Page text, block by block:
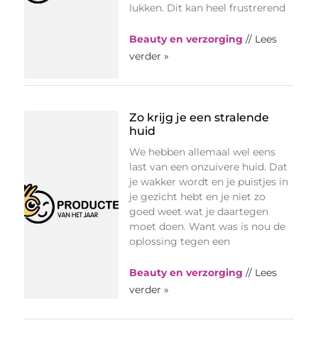
lukken. Dit kan heel frustrerend
Beauty en verzorging // Lees
verder »
Zo krijg je een stralende
huid
We hebben allemaal wel eens
last van een onzuivere huid. Dat
je wakker wordt en je puistjes in
je gezicht hebt en je niet zo
goed weet wat je daartegen
moet doen. Want was is nou de
oplossing tegen een
Beauty en verzorging // Lees
verder »